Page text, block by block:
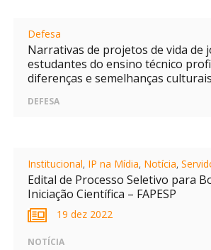
Defesa
Narrativas de projetos de vida de
estudantes do ensino técnico
diferenças e semelhanças culturais
DEFESA
Institucional, IP na Mídia, Notícia,
Edital de Processo Seletivo para
Iniciação Científica – FAPESP
19 dez 2022
NOTÍCIA